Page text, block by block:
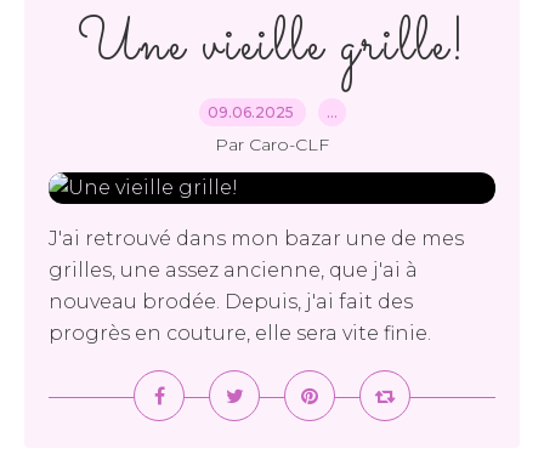
Une vieille grille!
09.06.2025 …
Par Caro-CLF
J'ai retrouvé dans mon bazar une de mes
grilles, une assez ancienne, que j'ai à
nouveau brodée. Depuis, j'ai fait des
progrès en couture, elle sera vite finie.